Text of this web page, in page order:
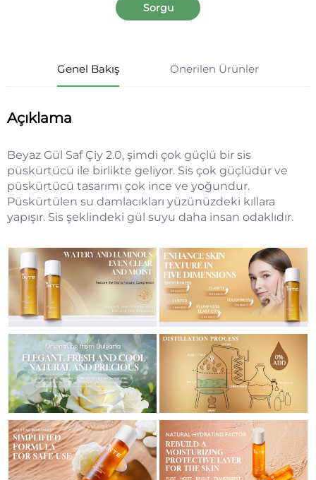
Sorgu
Genel Bakış Önerilen Ürünler
Açıklama
Beyaz Gül Saf Çiy 2.0, şimdi çok güçlü bir sis
püskürtücü ile birlikte geliyor. Sis çok güçlüdür ve
püskürtücü tasarımı çok ince ve yoğundur.
Püskürtülen su damlacıkları yüzünüzdeki kıllara
yapışır. Sis şeklindeki gül suyu daha insan odaklıdır.